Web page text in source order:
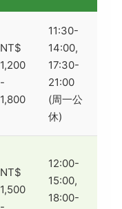
NT$
1,200
-
1,800
11:30-
14:00,
17:30-
21:00
(周一公
休)
NT$
1,500
12:00-
15:00,
18:00-